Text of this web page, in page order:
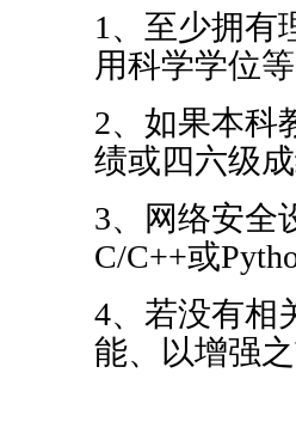
1 、至少拥有
用科学学位
2、如果本科
绩或四六级
3、网络安全
C/C++或
4、若没有相
能、以增强